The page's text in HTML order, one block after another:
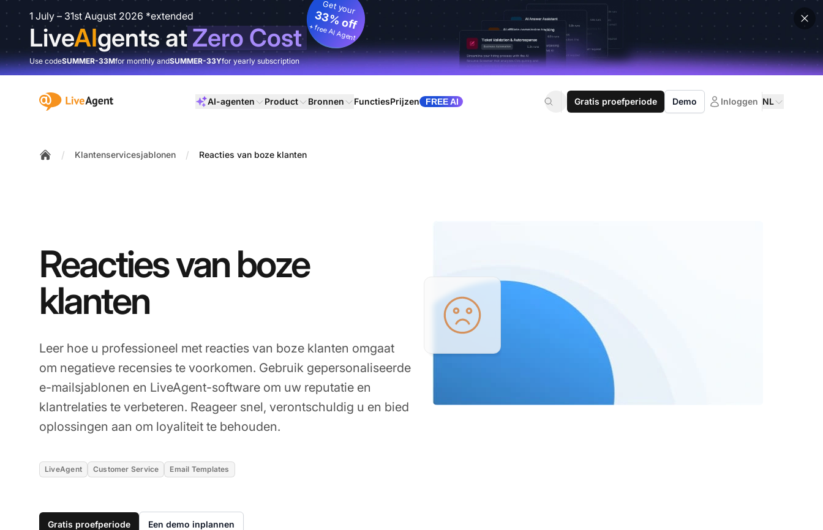
1 July – 31st August 2026 *extended
LiveAIgents atZero Cost
Get your
33% off
+ free AI Agent
Use codeSUMMER-33Mfor monthly andSUMMER-33Yfor yearly subscription
:site.title AI-agenten Product Bronnen FunctiesPrijzen FREE AI Gratis proefperiode Demo Inloggen NL
/ Klantenservicesjablonen / Reacties van boze klanten
Reacties van boze
klanten
Leer hoe u professioneel met reacties van boze klanten omgaat
om negatieve recensies te voorkomen. Gebruik gepersonaliseerde
e-mailsjablonen en LiveAgent-software om uw reputatie en
klantrelaties te verbeteren. Reageer snel, verontschuldig u en bied
oplossingen aan om loyaliteit te behouden.
LiveAgent Customer Service Email Templates
Gratis proefperiode Een demo inplannen